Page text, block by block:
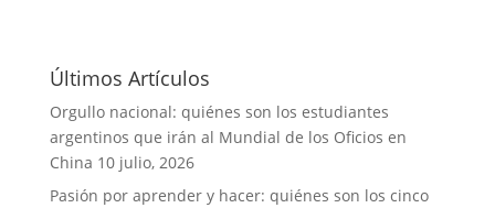
Últimos Artículos
Orgullo nacional: quiénes son los estudiantes
argentinos que irán al Mundial de los Oficios en
China 10 julio, 2026
Pasión por aprender y hacer: quiénes son los cinco